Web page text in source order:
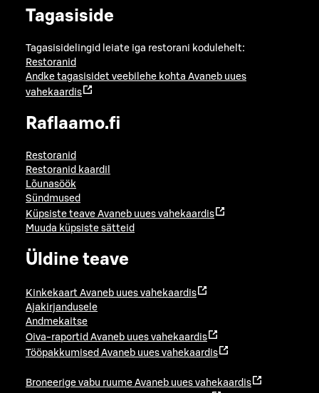
Tagasiside
Tagasisidelingid leiate iga restorani kodulehelt:
Restoranid
Andke tagasisidet veebilehe kohta Avaneb uues
vahekaardis
Raflaamo.fi
Restoranid
Restoranid kaardil
Lõunasöök
Sündmused
Küpsiste teave Avaneb uues vahekaardis
Muuda küpsiste sätteid
Üldine teave
Kinkekaart Avaneb uues vahekaardis
Ajakirjandusele
Andmekaitse
Oiva-raportid Avaneb uues vahekaardis
Tööpakkumised Avaneb uues vahekaardis
Broneerige vabu ruume Avaneb uues vahekaardis